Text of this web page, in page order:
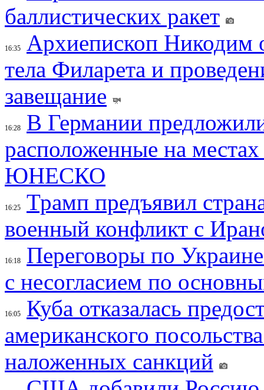
баллистических ракет
16:35
Архиепископ
тела Филарета и
завещание
16:28
В Германии
расположенные на
ЮНЕСКО
16:25
Трамп предъявил
военный конфликт с
16:18
Переговоры по
с несогласием по
16:05
Куба отказалась
американского
наложенных санкций